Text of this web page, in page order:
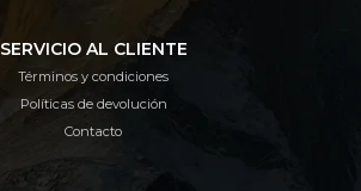
SERVICIO AL CLIENTE
Términos y condiciones
Políticas de devolución
Contacto